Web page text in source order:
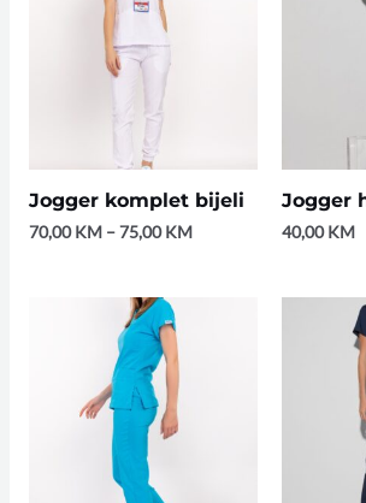
Jogger komplet bijeli
70,00KM–75,00KM
Jogger
40,00KM